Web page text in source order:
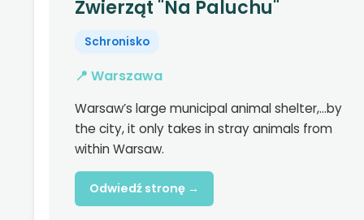
Zwierząt "Na Paluchu"
Schronisko
📍 Warszawa
Warsaw’s large municipal animal shelter,...by
the city, it only takes in stray animals from
within Warsaw.
Odwiedź stronę →